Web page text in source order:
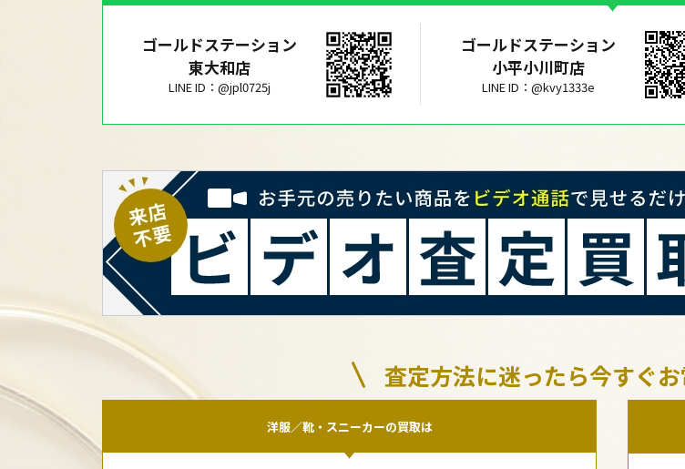
ゴールドステーション
東大和店
LINE ID：@jpl0725j
ゴールドステーション
小平小川町店
LINE ID：@kvy1333e
査定方法に迷ったら今すぐお
洋服／靴・スニーカーの買取は